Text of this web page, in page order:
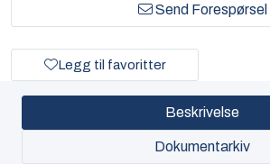
Send Forespørsel
Legg til favoritter
Beskrivelse
Dokumentarkiv